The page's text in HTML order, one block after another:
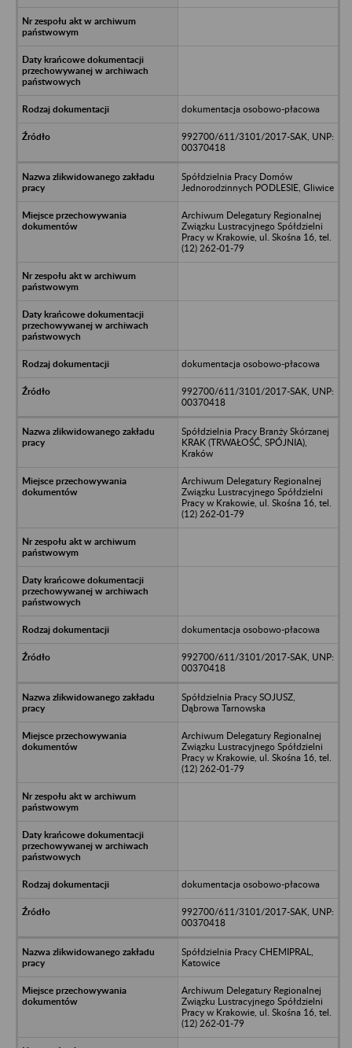
dokumentacja osobowo-płacowa
992700/611/3101/2017-SAK, UNP:
00370418
Spółdzielnia Pracy Domów
Jednorodzinnych PODLESIE, Gliwice
Archiwum Delegatury Regionalnej
Związku Lustracyjnego Spółdzielni
Pracy w Krakowie, ul. Skośna 16, tel.
(12) 262-01-79
dokumentacja osobowo-płacowa
992700/611/3101/2017-SAK, UNP:
00370418
Spółdzielnia Pracy Branży Skórzanej
KRAK (TRWAŁOŚĆ, SPÓJNIA),
Kraków
Archiwum Delegatury Regionalnej
Związku Lustracyjnego Spółdzielni
Pracy w Krakowie, ul. Skośna 16, tel.
(12) 262-01-79
dokumentacja osobowo-płacowa
992700/611/3101/2017-SAK, UNP:
00370418
Spółdzielnia Pracy SOJUSZ,
Dąbrowa Tarnowska
Archiwum Delegatury Regionalnej
Związku Lustracyjnego Spółdzielni
Pracy w Krakowie, ul. Skośna 16, tel.
(12) 262-01-79
dokumentacja osobowo-płacowa
992700/611/3101/2017-SAK, UNP:
00370418
Spółdzielnia Pracy CHEMIPRAL,
Katowice
Archiwum Delegatury Regionalnej
Związku Lustracyjnego Spółdzielni
Pracy w Krakowie, ul. Skośna 16, tel.
(12) 262-01-79